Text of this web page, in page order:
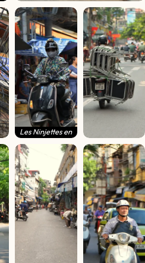
Les Ninjettes en
scooter